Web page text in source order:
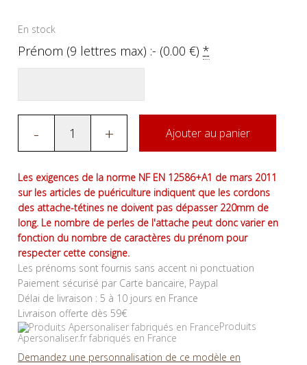
En stock
Prénom (9 lettres max) :- (0.00€)*
- + Ajouter au panier
Les exigences de la norme NF EN 12586+A1 de mars 2011
sur les articles de puériculture indiquent que les cordons
des attache-tétines ne doivent pas dépasser 220mm de
long. Le nombre de perles de l'attache peut donc varier en
fonction du nombre de caractères du prénom pour
respecter cette consigne.
Les prénoms sont fournis sans accent ni ponctuation
Paiement sécurisé par Carte bancaire, Paypal
Délai de livraison : 5 à 10 jours en France
Livraison offerte dès 59€
Produits
Apersonaliser.fr fabriqués en France
Demandez une personnalisation de ce modèle en